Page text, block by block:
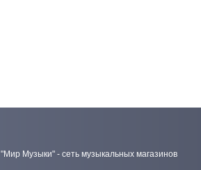
"Мир Музыки" - сеть музыкальных магазинов